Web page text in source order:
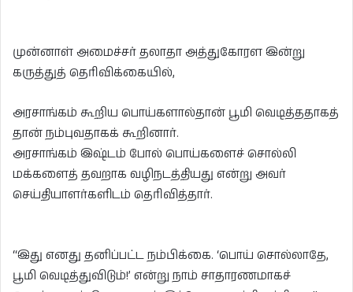
முன்னாள் அமைச்சர் தலாதா அத்துகோரள இன்று
கருத்துத் தெரிவிக்கையில்,
அரசாங்கம் கூறிய பொய்களால்தான் பூமி வெடித்ததாகத்
தான் நம்புவதாகக் கூறினார்.
அரசாங்கம் இஷ்டம் போல் பொய்களைச் சொல்லி
மக்களைத் தவறாக வழிநடத்தியது என்று அவர்
செய்தியாளர்களிடம் தெரிவித்தார்.
“இது எனது தனிப்பட்ட நம்பிக்கை. ‘பொய் சொல்லாதே,
பூமி வெடித்துவிடும்!’ என்று நாம் சாதாரணமாகச்